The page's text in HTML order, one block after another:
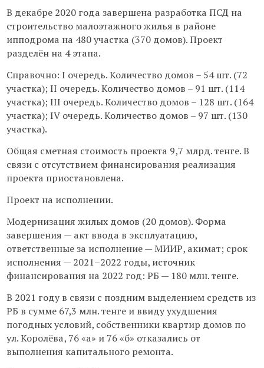
В декабре 2020 года завершена разработка ПСД на
строительство малоэтажного жилья в районе
ипподрома на 480 участка (370 домов). Проект
разделён на 4 этапа.
Справочно: І очередь. Количество домов – 54 шт. (72
участка); ІІ очередь. Количество домов – 91 шт. (114
участка); ІІІ очередь. Количество домов – 128 шт. (164
участка); ІV очередь. Количество домов – 97 шт. (130
участка).
Общая сметная стоимость проекта 9,7 млрд. тенге. В
связи с отсутствием финансирования реализация
проекта приостановлена.
Проект на исполнении.
Модернизация жилых домов (20 домов). Форма
завершения — акт ввода в эксплуатацию,
ответственные за исполнение — МИИР, акимат; срок
исполнения — 2021–2022 годы, источник
финансирования на 2022 год: РБ — 180 млн. тенге.
В 2021 году в связи с поздним выделением средств из
РБ в сумме 67,3 млн. тенге и ввиду ухудшения
погодных условий, собственники квартир домов по
ул. Королёва, 76 «а» и 76 «б» отказались от
выполнения капитального ремонта.